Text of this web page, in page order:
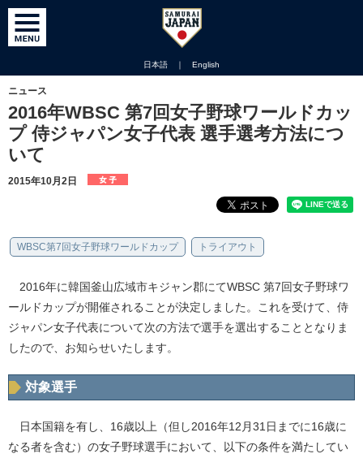
日本語 ｜ English
ニュース
2016年WBSC 第7回女子野球ワールドカッ
プ 侍ジャパン女子代表 選手選考方法につ
いて
2015年10月2日
WBSC第7回女子野球ワールドカップ トライアウト
2016年に韓国釜山広域市キジャン郡にてWBSC 第7回女子野球ワ
ールドカップが開催されることが決定しました。これを受けて、侍
ジャパン女子代表について次の方法で選手を選出することとなりま
したので、お知らせいたします。
対象選手
日本国籍を有し、16歳以上（但し2016年12月31日までに16歳に
なる者を含む）の女子野球選手において、以下の条件を満たしてい